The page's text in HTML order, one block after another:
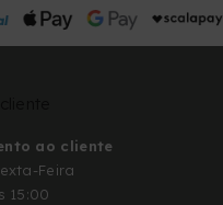
ao cliente
Feira
15:00